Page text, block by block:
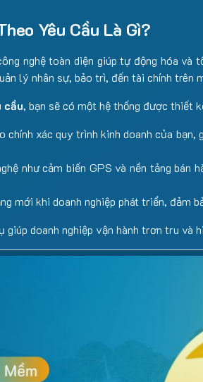
Yêu Cầu Là Gì?
nghệ toàn diện giúp tự động hóa và
lý nhân sự, bảo trì, đến tài chính trên
cầu, bạn sẽ có một hệ thống được thiết
chính xác quy trình kinh doanh của
như cảm biến GPS và nền tảng bán
mới khi doanh nghiệp phát triển, đảm
giúp doanh nghiệp vận hành trơn tru và